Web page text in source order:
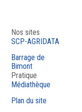
Nos sites
SCP-AGRIDATA
Barrage de
Bimont
Pratique
Médiathèque
Plan du site